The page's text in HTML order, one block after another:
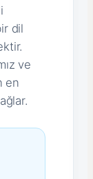
dil
ve
en